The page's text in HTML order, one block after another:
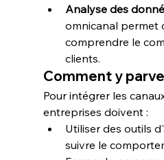
Analyse des
omnicanal permet
comprendre le
clients.
Comment y
Pour intégrer les
entreprises doivent :
Utiliser des outils
suivre le